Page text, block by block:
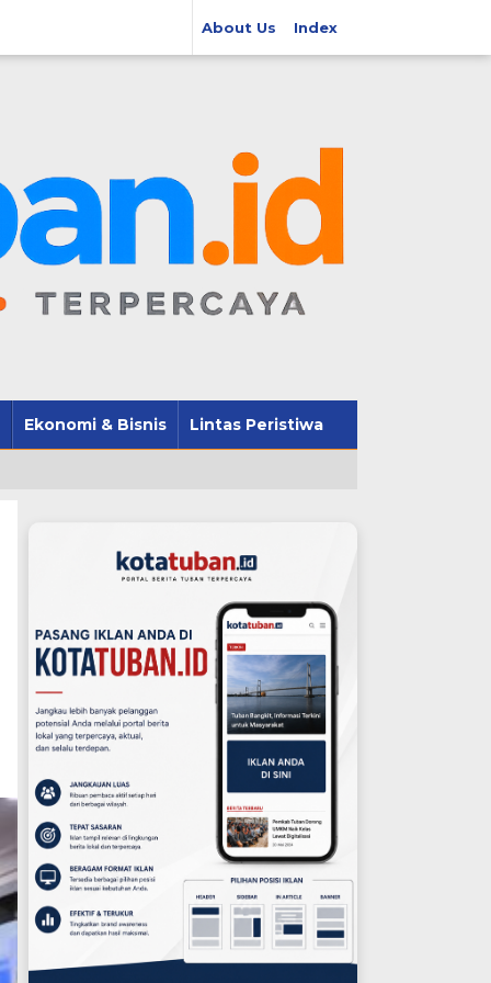
About Us Index
Ekonomi & Bisnis Lintas Peristiwa